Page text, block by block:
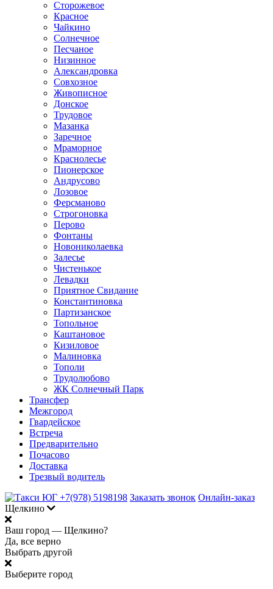
Сторожевое
Красное
Чайкино
Солнечное
Песчаное
Низинное
Александровка
Совхозное
Живописное
Донское
Трудовое
Мазанка
Заречное
Мраморное
Краснолесье
Пионерское
Андрусово
Лозовое
Ферсманово
Строгоновка
Перово
Фонтаны
Новониколаевка
Залесье
Чистенькое
Левадки
Приятное Свидание
Константиновка
Партизанское
Топольное
Каштановое
Кизиловое
Малиновка
Тополи
Трудолюбово
ЖК Солнечный Парк
Трансфер
Межгород
Гвардейское
Встреча
Предварительно
Почасово
Доставка
Трезвый водитель
+7(978) 5198198 Заказать звонок Онлайн-заказ
Щелкино
Ваш город — Щелкино?
Да, все верно
Выбрать другой
Выберите город